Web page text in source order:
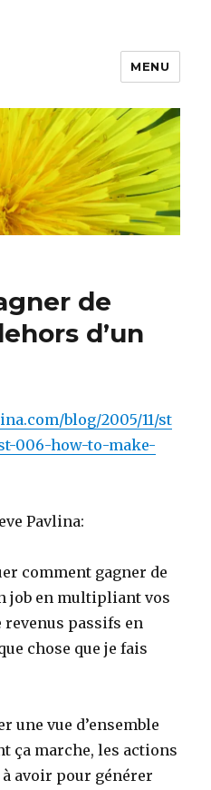
MENU
de
d’un
blog/2005/11/st
006-how-to-make-
Pavlina:
comment gagner de
job en multipliant vos
revenus passifs en
chose que je fais
une vue d’ensemble
ça marche, les actions
à avoir pour générer